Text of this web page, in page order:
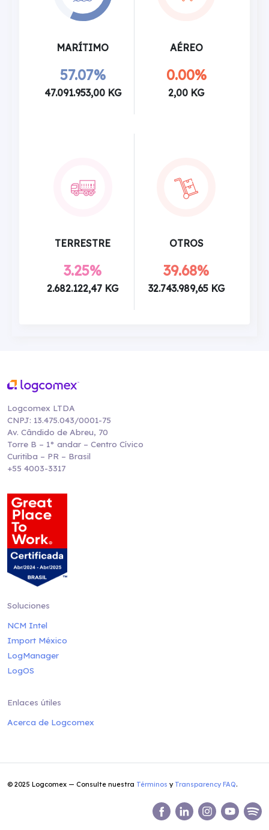
MARÍTIMO
57.07%
47.091.953,00 KG
AÉREO
0.00%
2,00 KG
TERRESTRE
3.25%
2.682.122,47 KG
OTROS
39.68%
32.743.989,65 KG
Logcomex LTDA
CNPJ: 13.475.043/0001-75
Av. Cândido de Abreu, 70
Torre B – 1° andar – Centro Cívico
Curitiba – PR – Brasil
+55 4003-3317
Soluciones
NCM Intel
Import México
LogManager
LogOS
Enlaces útiles
Acerca de Logcomex
© 2025 Logcomex — Consulte nuestra Términos y Transparency FAQ.